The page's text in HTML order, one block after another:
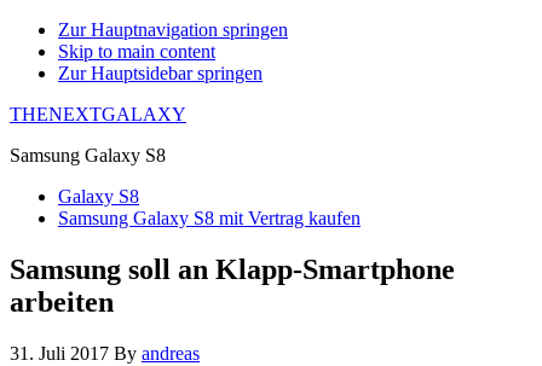
Zur Hauptnavigation springen
Skip to main content
Zur Hauptsidebar springen
THENEXTGALAXY
Samsung Galaxy S8
Galaxy S8
Samsung Galaxy S8 mit Vertrag kaufen
Samsung soll an Klapp-Smartphone
arbeiten
31. Juli 2017 By andreas